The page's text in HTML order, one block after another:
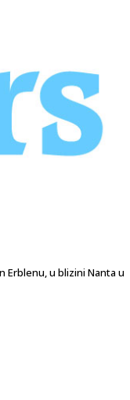
Erblenu, u blizini Nanta u